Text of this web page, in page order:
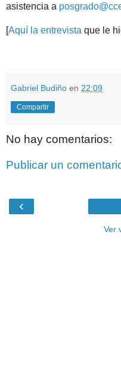
asistencia a
[Aquí la entrevista que le
Gabriel Budiño en 22:09
Compartir
No hay comentarios:
Publicar un
‹
Ver